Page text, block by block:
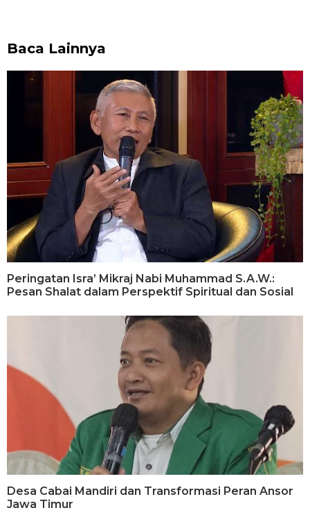
Baca Lainnya
Peringatan Isra’ Mikraj Nabi Muhammad S.A.W.:
Pesan Shalat dalam Perspektif Spiritual dan Sosial
Desa Cabai Mandiri dan Transformasi Peran Ansor
Jawa Timur